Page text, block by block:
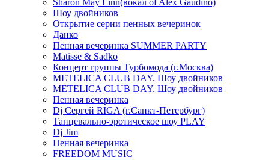
Sharon May Linn(вокал of Alex Gaudino)
Шоу двойников
Открытие серии пенных вечеринок
Данко
Пенная вечеринка SUMMER PARTY
Matisse & Sadko
Концерт группы Турбомода (г.Москва)
METELICA CLUB DAY. Шоу двойников
METELICA CLUB DAY. Шоу двойников
Пенная вечеринка
Dj Сергей RIGA (г.Санкт-Петербург)
Танцевально-эротическое шоу PLAY
Dj Jim
Пенная вечеринка
FREEDOM MUSIC